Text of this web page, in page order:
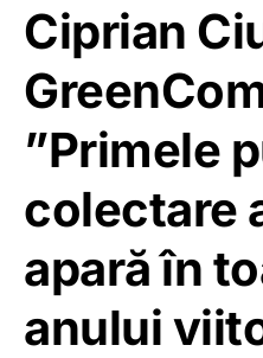
Ciprian
”Primele
colectare
apară în
anului